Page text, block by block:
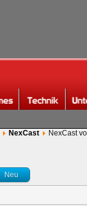
NexCast NexCast
Neu